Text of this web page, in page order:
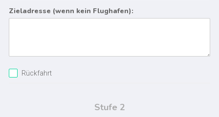
Zieladresse (wenn kein Flughafen):
Rückfahrt
Stufe 2